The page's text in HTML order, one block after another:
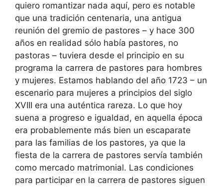
quiero romantizar nada aquí, pero es notable
que una tradición centenaria, una antigua
reunión del gremio de pastores – y hace 300
años en realidad sólo había pastores, no
pastoras – tuviera desde el principio en su
programa la carrera de pastores para hombres
y mujeres. Estamos hablando del año 1723 – un
escenario para mujeres a principios del siglo
XVIII era una auténtica rareza. Lo que hoy
suena a progreso e igualdad, en aquella época
era probablemente más bien un escaparate
para las familias de los pastores, ya que la
fiesta de la carrera de pastores servía también
como mercado matrimonial. Las condiciones
para participar en la carrera de pastores siguen